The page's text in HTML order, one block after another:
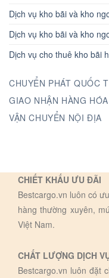
Dịch vụ kho bãi và kho
Dịch vụ kho bãi và kho
Dịch vụ cho thuê kho bãi
CHUYỂN PHÁT QUỐC
GIAO NHẬN HÀNG HÓA
VẬN CHUYỂN NỘI ĐỊA
CHIẾT KHẤU ƯU ĐÃI
Bestcargo.vn luôn có
hàng thường xuyên,
Việt Nam.
CHẤT LƯỢNG DỊCH
Bestcargo.vn luôn đặt